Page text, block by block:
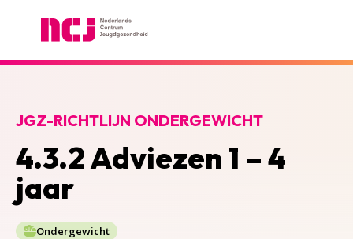
4.3.2 Adviezen 1 – 4
jaar
JGZ-RICHTLIJN ONDERGEWICHT
Ondergewicht